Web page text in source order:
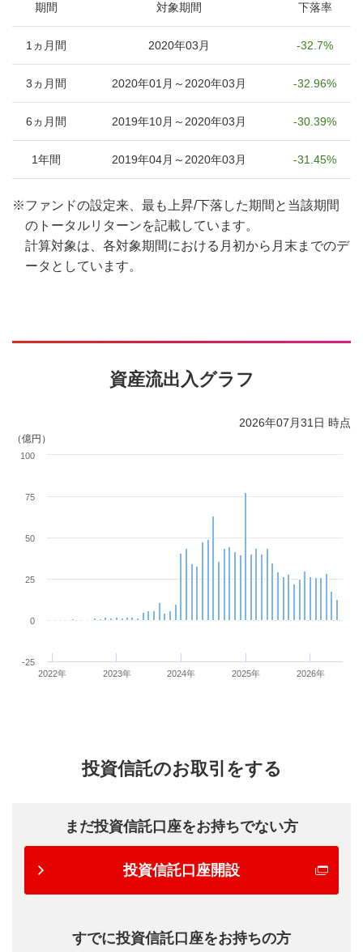
期間 対象期間 下落率
1ヵ月間 2020年03月 -32.7%
3ヵ月間 2020年01月～2020年03月 -32.96%
6ヵ月間 2019年10月～2020年03月 -30.39%
1年間 2019年04月～2020年03月 -31.45%
※ファンドの設定来、最も上昇/下落した期間と当該期間
のトータルリターンを記載しています。
計算対象は、各対象期間における月初から月末までのデ
ータとしています。
資産流出入グラフ
2026年07月31日 時点
（億円）
2022年 2023年 2024年 2025年 2026年
0
50
-25
25
75
100
投資信託のお取引をする
まだ投資信託口座をお持ちでない方
投資信託口座開設
すでに投資信託口座をお持ちの方